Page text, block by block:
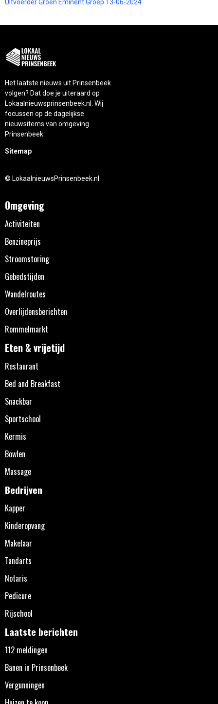
Uitvoerder Groen Eminent Groep 13-06-2024
Het laatste nieuws uit Prinsenbeek
volgen? Dat doe je uiteraard op
Lokaalnieuwsprinsenbeek.nl. Wij
focussen op de dagelijkse
nieuwsitems van omgeving
Prinsenbeek.
Sitemap
© LokaalnieuwsPrinsenbeek.nl
Omgeving
Activiteiten
Benzineprijs
Stroomstoring
Gebedstijden
Wandelroutes
Overlijdensberichten
Rommelmarkt
Eten & vrijetijd
Restaurant
Bed and Breakfast
Snackbar
Sportschool
Kermis
Bowlen
Massage
Bedrijven
Kapper
Kinderopvang
Makelaar
Tandarts
Notaris
Pedicure
Rijschool
Laatste berichten
112 meldingen
Banen in Prinsenbeek
Vergunningen